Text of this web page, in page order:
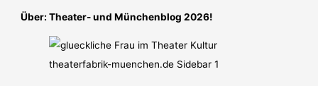
Über: Theater- und Münchenblog 2026!